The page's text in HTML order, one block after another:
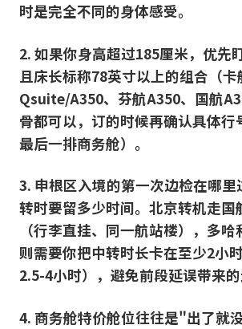
时是完全不同的身体感受。
2. 如果你身高超过185厘米，优先
且床长标称78英寸以上的组合（卡
Qsuite/A350、芬航A350、国航
骨都可以，订的时候再确认具体
最后一排商务舱）。
3. 申根区入境的第一次边检在哪里
转时要留多少时间。北京转机走国
（行李直挂、同一航站楼），多
则需要你把中转时长卡在至少2小
2.5-4小时），避免前段延误带来的
4. 商务舱特价舱位往往是"出了